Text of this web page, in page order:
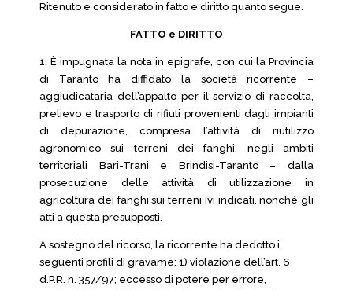
Ritenuto e considerato in fatto e diritto quanto segue.
FATTO e DIRITTO
1. È impugnata la nota in epigrafe, con cui la Provincia
di Taranto ha diffidato la società ricorrente –
aggiudicataria dell’appalto per il servizio di raccolta,
prelievo e trasporto di rifiuti provenienti dagli impianti
di depurazione, compresa l’attività di riutilizzo
agronomico sui terreni dei fanghi, negli ambiti
territoriali Bari-Trani e Brindisi-Taranto – dalla
prosecuzione delle attività di utilizzazione in
agricoltura dei fanghi sui terreni ivi indicati, nonché gli
atti a questa presupposti.
A sostegno del ricorso, la ricorrente ha dedotto i
seguenti profili di gravame: 1) violazione dell’art. 6
d.P.R. n. 357/97; eccesso di potere per errore,